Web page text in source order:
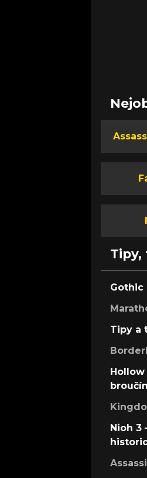
Gothic
Tipy a
Nioh 3